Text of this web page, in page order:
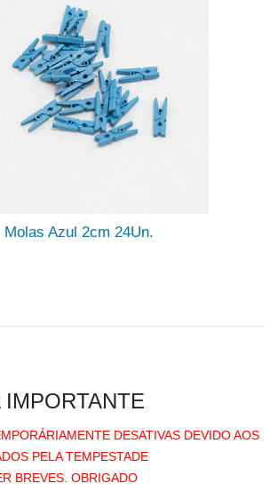
Molas Azul 2cm 24Un.
IMPORTANTE
DESATIVAS DEVIDO AOS
PELA TEMPESTADE
BREVES. OBRIGADO